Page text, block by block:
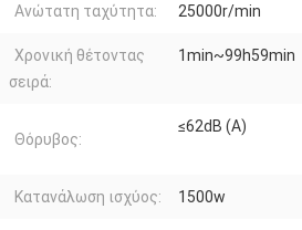
Ανώτατη ταχύτητα: 25000r/min
Χρονική θέτοντας
σειρά:
1min~99h59min
Θόρυβος:
≤62dB (Α)
Κατανάλωση ισχύος: 1500w